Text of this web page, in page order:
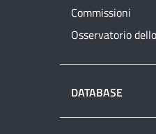
Commissioni
Osservatorio
DATABASE